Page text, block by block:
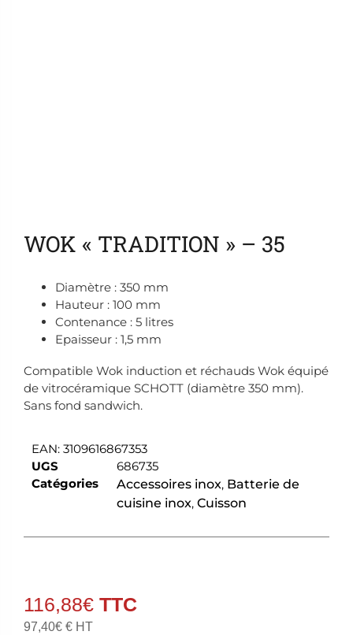
WOK « TRADITION » – 35
Diamètre : 350 mm
Hauteur : 100 mm
Contenance : 5 litres
Epaisseur : 1,5 mm
Compatible Wok induction et réchauds Wok équipé
de vitrocéramique SCHOTT (diamètre 350 mm).
Sans fond sandwich.
EAN: 3109616867353
UGS
686735
Catégories
Accessoires inox, Batterie de
cuisine inox, Cuisson
116,88€
97,40€ € HT